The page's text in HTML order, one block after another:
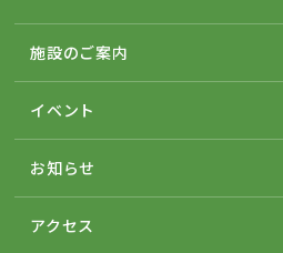
施設のご案内
イベント
お知らせ
アクセス